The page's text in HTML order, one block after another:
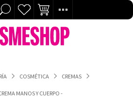
COSMÉTICA CREMAS
MANOS Y CUERPO - 60 GRS - KARITE